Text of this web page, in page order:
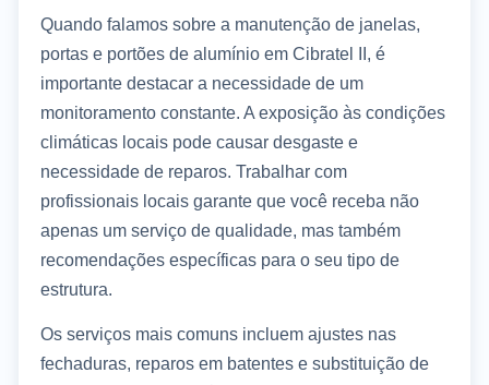
Quando falamos sobre a manutenção de janelas,
portas e portões de alumínio em Cibratel II, é
importante destacar a necessidade de um
monitoramento constante. A exposição às condições
climáticas locais pode causar desgaste e
necessidade de reparos. Trabalhar com
profissionais locais garante que você receba não
apenas um serviço de qualidade, mas também
recomendações específicas para o seu tipo de
estrutura.
Os serviços mais comuns incluem ajustes nas
fechaduras, reparos em batentes e substituição de